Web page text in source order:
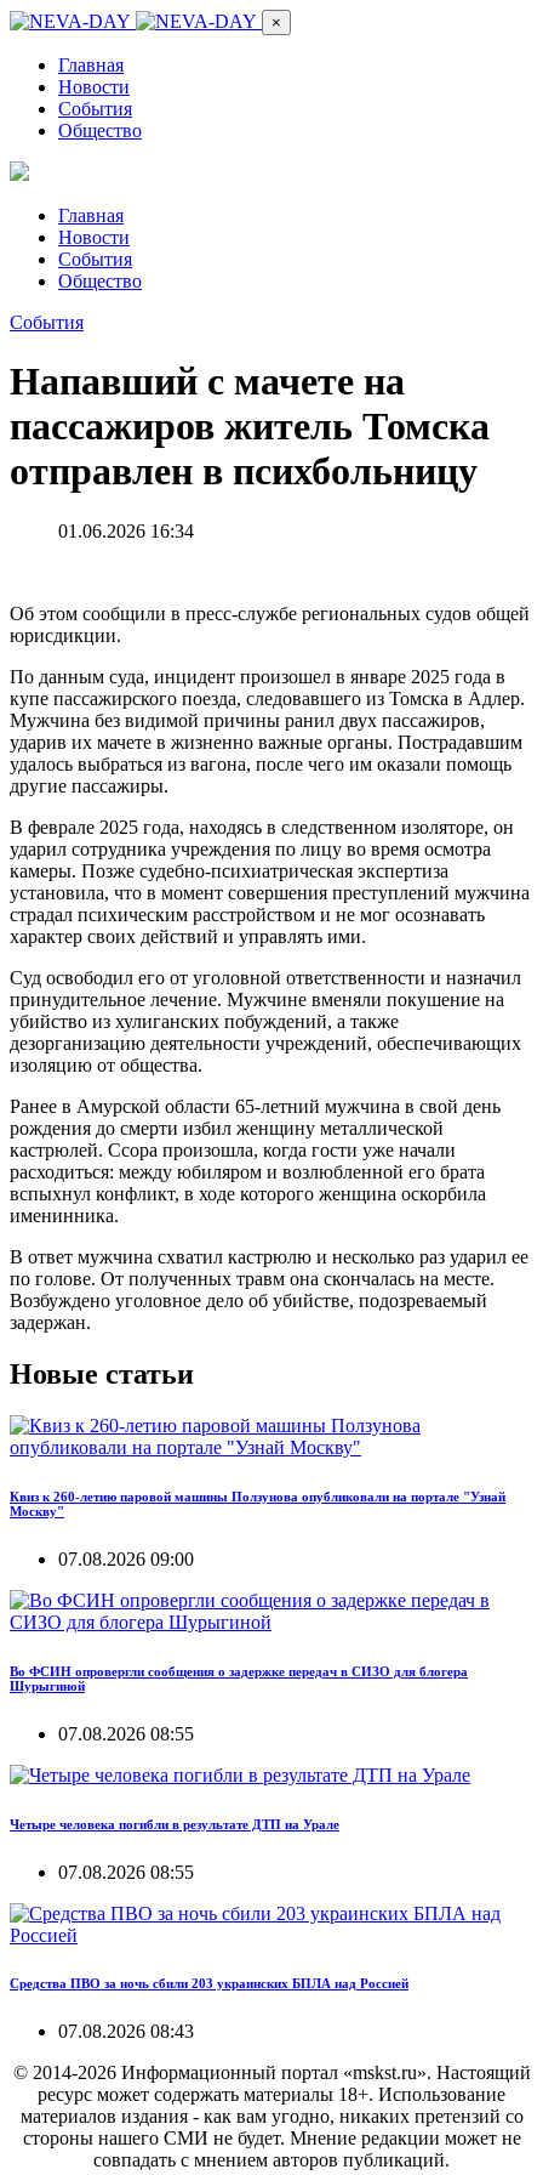
×
Главная
Новости
События
Общество
Главная
Новости
События
Общество
События
Напавший с мачете на
пассажиров житель Томска
отправлен в психбольницу
01.06.2026 16:34
Об этом сообщили в пресс-службе региональных судов общей
юрисдикции.
По данным суда, инцидент произошел в январе 2025 года в
купе пассажирского поезда, следовавшего из Томска в Адлер.
Мужчина без видимой причины ранил двух пассажиров,
ударив их мачете в жизненно важные органы. Пострадавшим
удалось выбраться из вагона, после чего им оказали помощь
другие пассажиры.
В феврале 2025 года, находясь в следственном изоляторе, он
ударил сотрудника учреждения по лицу во время осмотра
камеры. Позже судебно-психиатрическая экспертиза
установила, что в момент совершения преступлений мужчина
страдал психическим расстройством и не мог осознавать
характер своих действий и управлять ими.
Суд освободил его от уголовной ответственности и назначил
принудительное лечение. Мужчине вменяли покушение на
убийство из хулиганских побуждений, а также
дезорганизацию деятельности учреждений, обеспечивающих
изоляцию от общества.
Ранее в Амурской области 65-летний мужчина в свой день
рождения до смерти избил женщину металлической
кастрюлей. Ссора произошла, когда гости уже начали
расходиться: между юбиляром и возлюбленной его брата
вспыхнул конфликт, в ходе которого женщина оскорбила
именинника.
В ответ мужчина схватил кастрюлю и несколько раз ударил ее
по голове. От полученных травм она скончалась на месте.
Возбуждено уголовное дело об убийстве, подозреваемый
задержан.
Новые статьи
Квиз к 260-летию паровой машины Ползунова опубликовали на портале "Узнай
Москву"
07.08.2026 09:00
Во ФСИН опровергли сообщения о задержке передач в СИЗО для блогера
Шурыгиной
07.08.2026 08:55
Четыре человека погибли в результате ДТП на Урале
07.08.2026 08:55
Средства ПВО за ночь сбили 203 украинских БПЛА над Россией
07.08.2026 08:43
© 2014-2026 Информационный портал «mskst.ru». Настоящий
ресурс может содержать материалы 18+. Использование
материалов издания - как вам угодно, никаких претензий со
стороны нашего СМИ не будет. Мнение редакции может не
совпадать с мнением авторов публикаций.